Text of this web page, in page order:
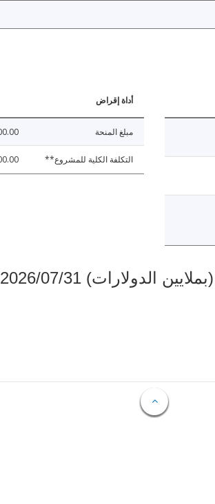
أداة إقراض
مبلغ المنحة
التكلفة الكلية للمشروع**
2026/07/31